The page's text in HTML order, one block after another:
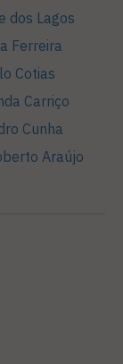
dos Lagos
Ferreira
Cotias
Carriço
Cunha
Araújo